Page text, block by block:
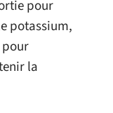
pour
potassium,
pour
la